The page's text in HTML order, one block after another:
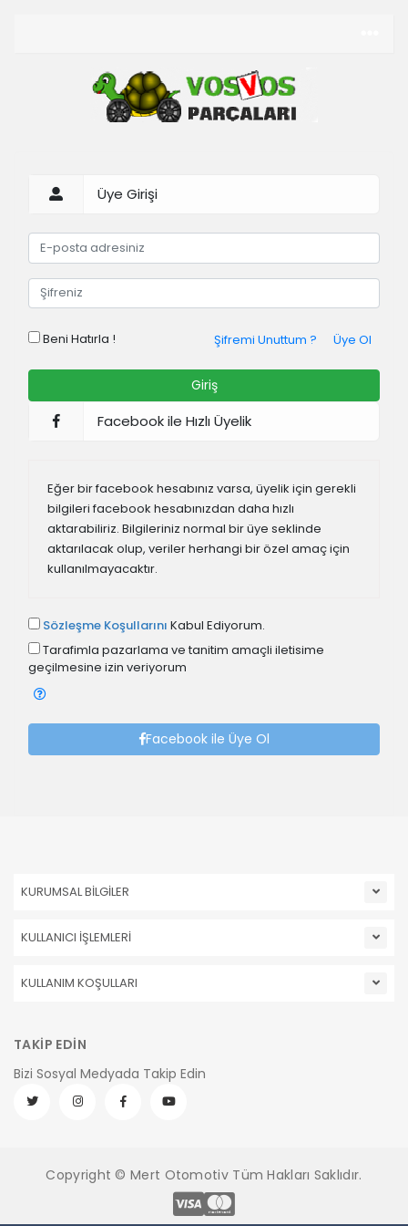
Üye Girişi
Beni Hatırla ! Üye Ol
Şifremi Unuttum ?
Facebook ile Hızlı Üyelik
Eğer bir facebook hesabınız varsa, üyelik için gerekli
bilgileri facebook hesabınızdan daha hızlı
aktarabiliriz. Bilgileriniz normal bir üye seklinde
aktarılacak olup, veriler herhangi bir özel amaç için
kullanılmayacaktır.
Sözleşme Koşullarını Kabul Ediyorum.
Tarafimla pazarlama ve tanitim amaçli iletisime
geçilmesine izin veriyorum
Facebook ile Üye Ol
KURUMSAL BİLGİLER
KULLANICI İŞLEMLERİ
KULLANIM KOŞULLARI
TAKİP EDİN
Bizi Sosyal Medyada Takip Edin
Copyright © Mert Otomotiv Tüm Hakları Saklıdır.